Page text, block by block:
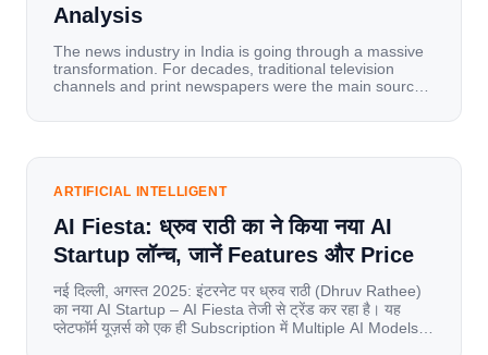
Analysis
The news industry in India is going through a massive
transformation. For decades, traditional television
channels and print newspapers were the main sources
mobile data, affordable smartphones, and high-speed
has become a mobile-first market where consumers
ARTIFICIAL INTELLIGENT
AI Fiesta: ध्रुव राठी का ने किया नया AI
Startup लॉन्च, जानें Features और Price
नई दिल्ली, अगस्त 2025: इंटरनेट पर ध्रुव राठी (Dhruv Rathee)
का नया AI Startup – AI Fiesta तेजी से ट्रेंड कर रहा है। यह
प्लेटफॉर्म यूज़र्स को एक ही Subscription में Multiple AI Models